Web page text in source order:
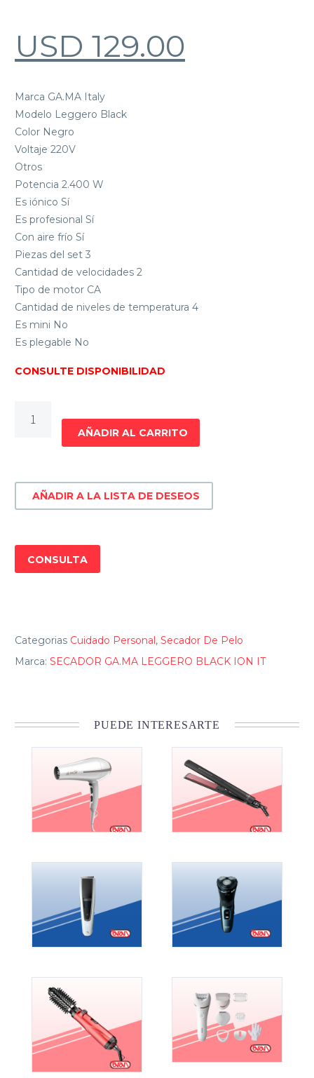
USD 129.00
Marca GA.MA Italy
Modelo Leggero Black
Color Negro
Voltaje 220V
Otros
Potencia 2.400 W
Es iónico Sí
Es profesional Sí
Con aire frío Sí
Piezas del set 3
Cantidad de velocidades 2
Tipo de motor CA
Cantidad de niveles de temperatura 4
Es mini No
Es plegable No
CONSULTE DISPONIBILIDAD
GA.MA
LEGGERO
ION
cantidad
AÑADIR AL CARRITO
AÑADIR A LA LISTA DE DESEOS
CONSULTA
Categorias Cuidado Personal, Secador De Pelo
Marca: SECADOR GA.MA LEGGERO BLACK ION IT
PUEDE INTERESARTE